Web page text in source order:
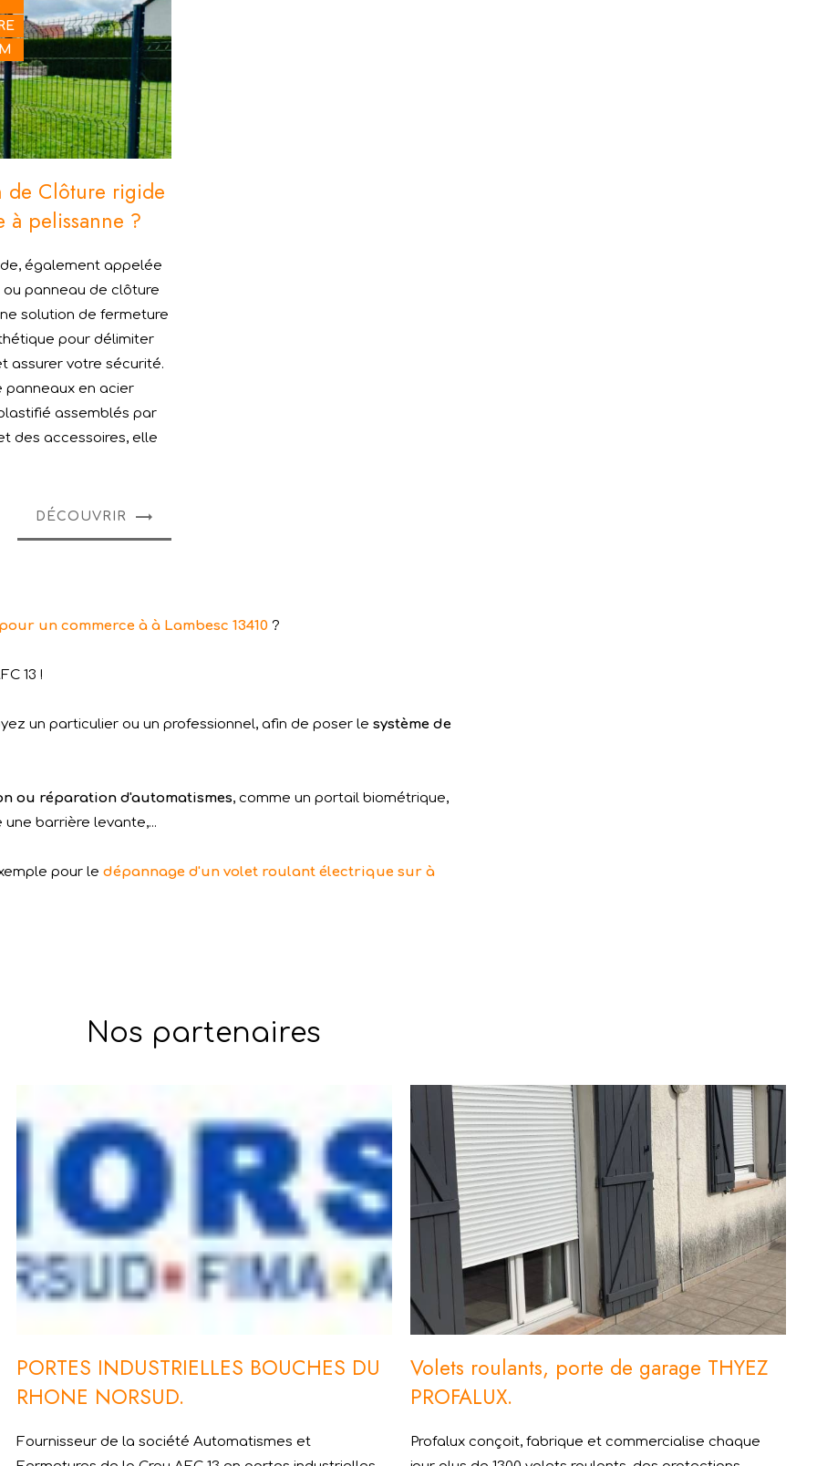
de Clôture rigide
à pelissanne ?
également appelée
panneau de clôture
solution de fermeture
pour délimiter
assurer votre sécurité.
panneaux en acier
assemblés par
des accessoires, elle
DÉCOUVRIR
un commerce à à Lambesc 13410?
13 !
un particulier ou un professionnel, afin de poser le système de
ou réparation d'automatismes, comme un portail biométrique,
barrière levante,...
pour le dépannage d'un volet roulant électrique sur à
Nos partenaires
PORTES INDUSTRIELLES BOUCHES DU
RHONE NORSUD.
Fournisseur de la société Automatismes et
Volets roulants, porte de garage THYEZ
PROFALUX.
Profalux conçoit, fabrique et commercialise chaque